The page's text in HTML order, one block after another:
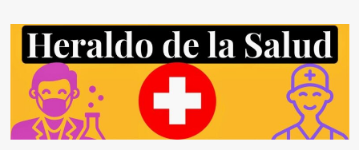
contenido